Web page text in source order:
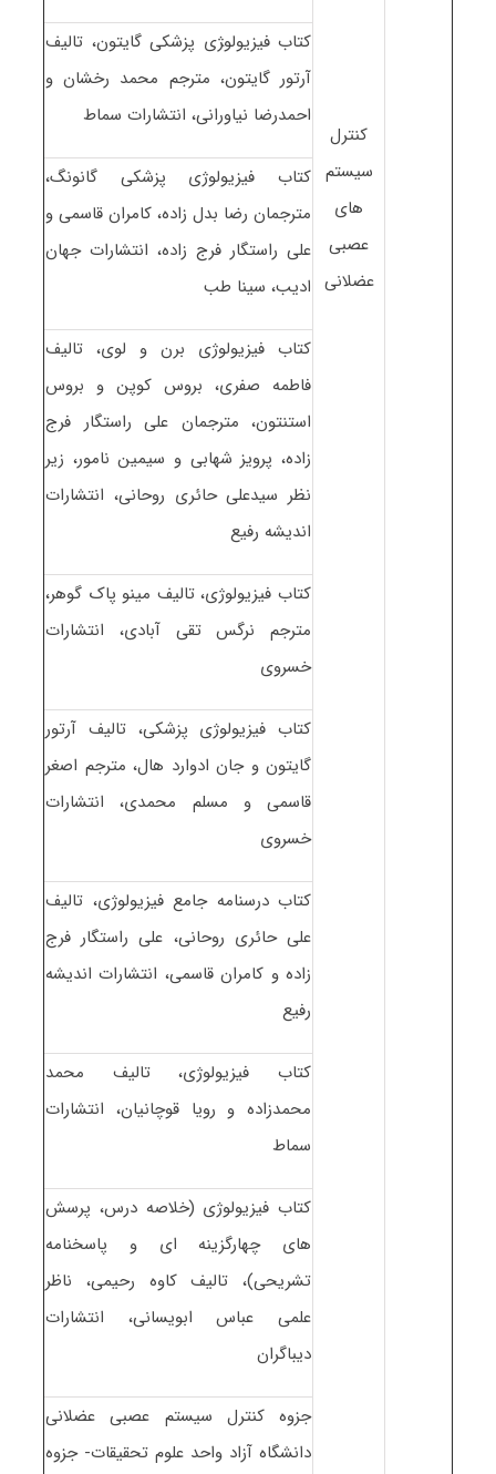
کنترل
سیستم
های
عصبی
عضلانی
کتاب فیزیولو‍ژی پزشکی گایتون، تالیف
آرتور گایتون، مترجم محمد رخشان و
احمدرضا نیاورانی، انتشارات سماط
کتاب فیزیولوژی پزشکی گانونگ،
مترجمان رضا بدل زاده، کامران قاسمی و
علی راستگار فرج زاده، انتشارات جهان
ادیب، سینا طب
کتاب فیزیولوژی برن و لوی، تالیف
فاطمه صفری، بروس کوپن و بروس
استنتون، مترجمان علی راستگار فرج
زاده، پرویز شهابی و سیمین نامور، زیر
نظر سیدعلی حائری روحانی، انتشارات
اندیشه رفیع
کتاب فیزیولوژی، تالیف مینو پاک گوهر،
مترجم نرگس تقی آبادی، انتشارات
خسروی
کتاب فیزیولوژی پزشکی، تالیف آرتور
گایتون و جان ادوارد هال، مترجم اصغر
قاسمی و مسلم محمدی، انتشارات
خسروی
کتاب درسنامه جامع فیزیولوژی، تالیف
علی حائری روحانی، علی راستگار فرج
زاده و کامران قاسمی، انتشارات اندیشه
رفیع
کتاب فیزیولوژی، تالیف محمد
محمدزاده و رویا قوچانیان، انتشارات
سماط
کتاب فیزیولوژی (خلاصه درس، پرسش
های چهارگزینه ای و پاسخنامه
تشریحی)، تالیف کاوه رحیمی، ناظر
علمی عباس ابویسانی، انتشارات
دیباگران
جزوه کنترل سیستم عصبی عضلانی
دانشگاه آزاد واحد علوم تحقیقات- جزوه